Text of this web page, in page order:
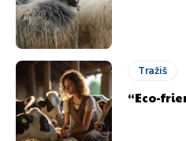
Tražiš
“Eco-